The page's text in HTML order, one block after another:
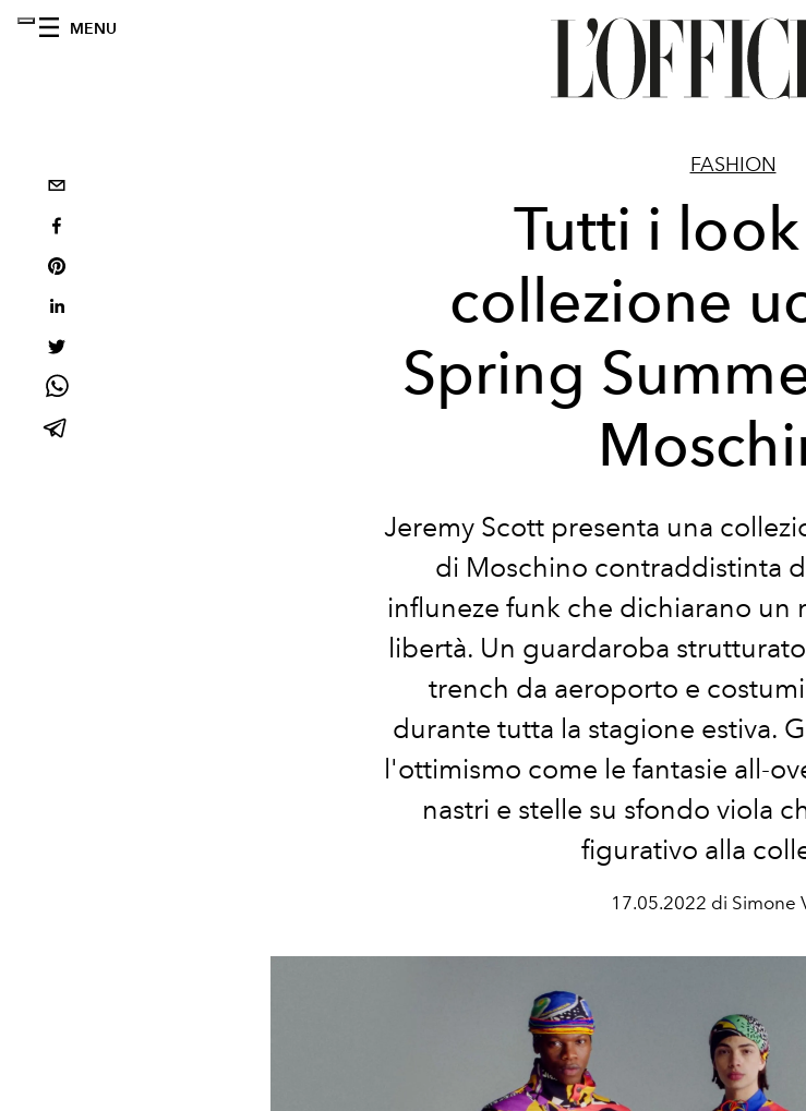
MENU
FASHION
Tutti i
collezione
Spring
Jeremy Scott presenta una
di Moschino contraddistinta
influneze funk che dichiarano un
libertà. Un guardaroba
trench da aeroporto e
durante tutta la stagione estiva.
l'ottimismo come le fantasie all-
nastri e stelle su sfondo viola
figurativo alla
17.05.2022 di Simone